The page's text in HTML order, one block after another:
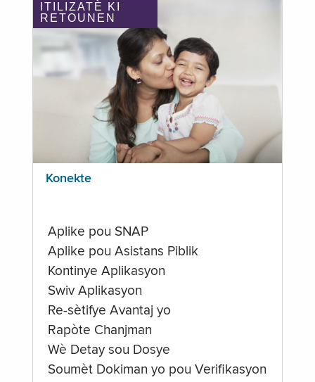
ITILIZATÈ KI
RETOUNEN
Konekte
Aplike pou SNAP
Aplike pou Asistans Piblik
Kontinye Aplikasyon
Swiv Aplikasyon
Re-sètifye Avantaj yo
Rapòte Chanjman
Wè Detay sou Dosye
Soumèt Dokiman yo pou Verifikasyon